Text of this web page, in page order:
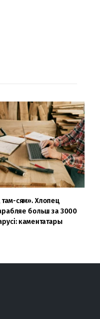
сям». Хлопец
больш за 3000
каментатары